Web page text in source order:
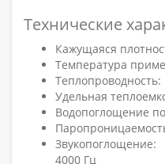
Технические
Кажущаяся
Температура
Удельная
Водопоглощение
Звукопоглощение:
4000 Гц